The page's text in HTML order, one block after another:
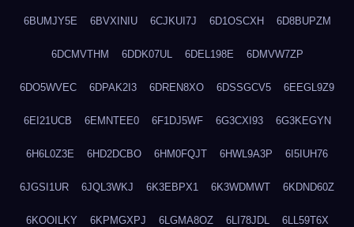
6BUMJY5E 6BVXINIU 6CJKUI7J 6D1OSCXH 6D8BUPZM
6DCMVTHM 6DDK07UL 6DEL198E 6DMVW7ZP
6DO5WVEC 6DPAK2I3 6DREN8XO 6DSSGCV5 6EEGL9Z9
6EI21UCB 6EMNTEE0 6F1DJ5WF 6G3CXI93 6G3KEGYN
6H6L0Z3E 6HD2DCBO 6HM0FQJT 6HWL9A3P 6I5IUH76
6JGSI1UR 6JQL3WKJ 6K3EBPX1 6K3WDMWT 6KDND60Z
6KOOILKY 6KPMGXPJ 6LGMA8OZ 6LI78JDL 6LL59T6X